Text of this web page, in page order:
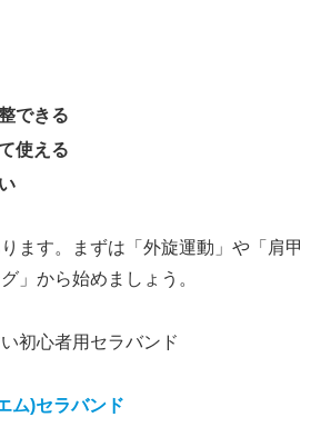
できる
使える
ます。まずは「外旋運動」や「肩甲
」から始めましょう。
初心者用セラバンド
ム)セラバンド